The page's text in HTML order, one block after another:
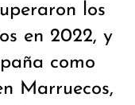
los
en 2022, y
como
Marruecos,